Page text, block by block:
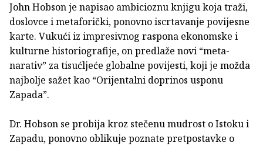
John Hobson je napisao ambicioznu knjigu koja traži,
doslovce i metaforički, ponovno iscrtavanje povijesne
karte. Vukući iz impresivnog raspona ekonomske i
kulturne historiografije, on predlaže novi “meta-
narativ” za tisućljeće globalne povijesti, koji je možda
najbolje sažet kao “Orijentalni doprinos usponu
Zapada”.
Dr. Hobson se probija kroz stečenu mudrost o Istoku i
Zapadu, ponovno oblikuje poznate pretpostavke o